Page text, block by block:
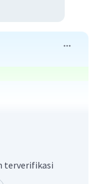
terverifikasi